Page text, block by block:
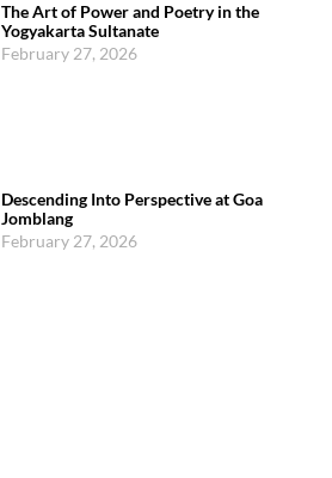
The Art of Power and Poetry in the
Yogyakarta Sultanate
February 27, 2026
Descending Into Perspective at Goa
Jomblang
February 27, 2026